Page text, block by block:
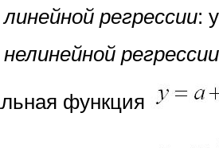
регрессии:
регрессии
функция